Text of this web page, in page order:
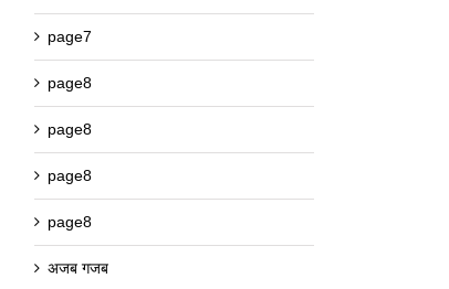
page7
page8
page8
page8
page8
अजब गजब